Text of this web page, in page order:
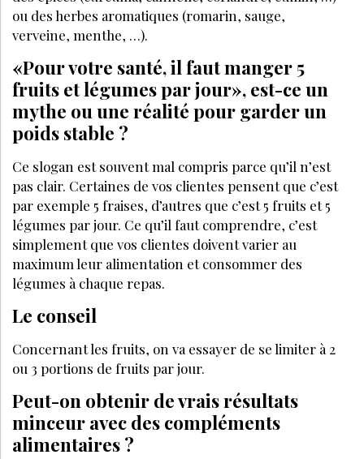
CONGRÈS - EVÈNEMENTS
ANNONCE BEAUTÉ
ANNONCER S’ABONNER
© LES NOUVELLES ESTHÉTIQUES
MENTIONS LÉGALES
POLITIQUE DE CONFIDENTIALITÉ
CGV-CGU